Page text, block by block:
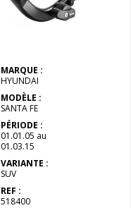
MARQUE :
HYUNDAI
MODÈLE :
SANTA FE
PÉRIODE :
01.01.05 au
01.03.15
VARIANTE :
SUV
REF :
518400